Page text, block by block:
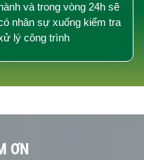
và trong vòng 24h sẽ
nhân sự xuống kiểm tra
lý công trình
ƠN